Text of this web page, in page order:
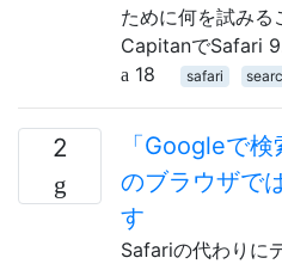
ために何を試みる
CapitanでSafari
18
safari
2
「Googleで
のブラウザで
す
Safariの代わりに